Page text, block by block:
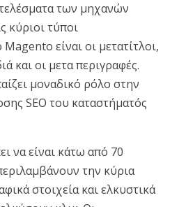
των μηχανών
κύριοι τύποι
είναι οι μετατίτλοι,
και οι μετα περιγραφές.
μοναδικό ρόλο στην
SEO του καταστήματός
να είναι κάτω από 70
την κύρια
στοιχεία και ελκυστικά